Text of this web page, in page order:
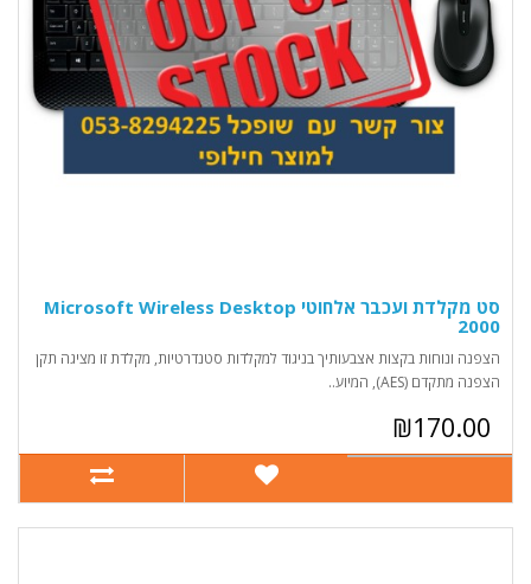
סט מקלדת ועכבר אלחוטי Microsoft Wireless Desktop
2000
הצפנה ונוחות בקצות אצבעותיך בניגוד למקלדות סטנדרטיות, מקלדת זו מציגה תקן
הצפנה מתקדם (AES), המיוע..
₪170.00